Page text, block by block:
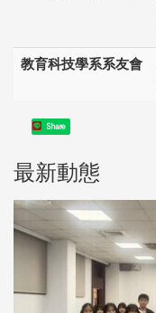
教育科技學系系友會
Share
最新動態